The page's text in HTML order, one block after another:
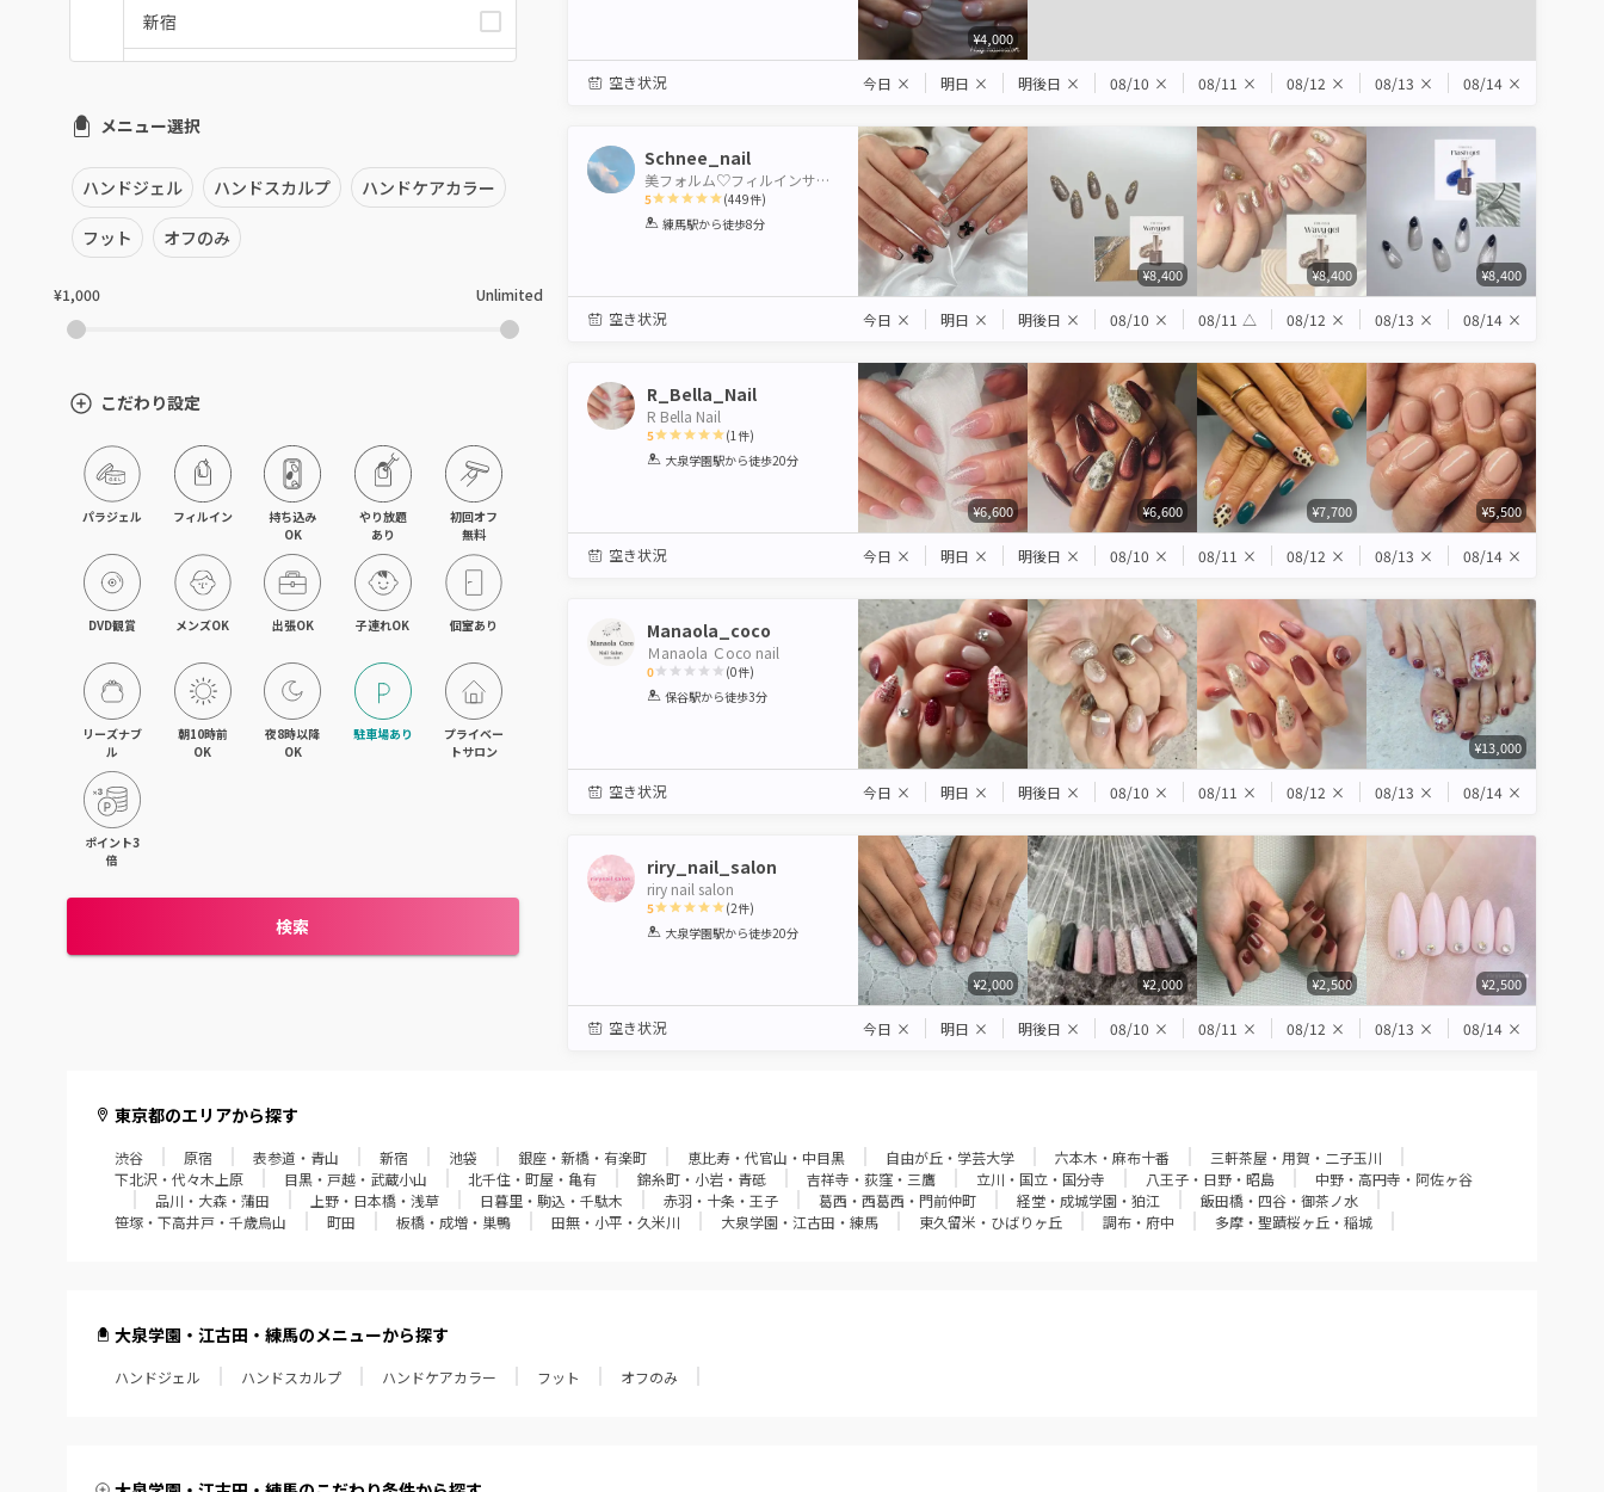
新宿
銀座・新橋・有楽町
恵比寿・代官山・中目黒
自由が丘・学芸大学
下北沢・代々木上原
目黒・戸越・武蔵小山
北千住・町屋・亀有
錦糸町・小岩・青砥
吉祥寺・荻窪・三鷹
立川・国立・国分寺
八王子・日野・昭島
日暮里・駒込・千駄木
飯田橋・四谷・御茶ノ水
笹塚・下高井戸・千歳烏山
田無・小平・久米川
メニュー選択
ハンドジェル ハンドスカルプ ハンドケアカラー
フット オフのみ
¥1,000 Unlimited
こだわり設定
パラジェル フィルイン
持ち込み
OK
やり放題
あり
初回オフ
無料
DVD観賞 メンズOK 出張OK 子連れOK 個室あり
リーズナブ
ル
朝10時前
OK
夜8時以降
OK
駐車場あり
プライベー
トサロン
ポイント3
倍
検索
¥4,000
空き状況 今日 × 明日 × 明後日 × 08/10 × 08/11 × 08/12 × 08/13 × 08/14 ×
Schnee_nail
美フォルム♡フィルインサロン♡
5
1 2 3 4 5
(449件)
練馬駅から徒歩8分
¥8,400 ¥8,400 ¥8,400
空き状況 今日 × 明日 × 明後日 × 08/10 × 08/11 △ 08/12 × 08/13 × 08/14 ×
R_Bella_Nail
R Bella Nail
5
1 2 3 4 5
(1 件)
大泉学園駅から徒歩20分
¥6,600 ¥6,600 ¥7,700 ¥5,500
空き状況 今日 × 明日 × 明後日 × 08/10 × 08/11 × 08/12 × 08/13 × 08/14 ×
Manaola_coco
Ｍanaola Ｃoco nail
0
1 2 3 4 5
(0件)
保谷駅から徒歩3分
¥13,000
空き状況 今日 × 明日 × 明後日 × 08/10 × 08/11 × 08/12 × 08/13 × 08/14 ×
riry_nail_salon
riry nail salon
5
1 2 3 4 5
(2件)
大泉学園駅から徒歩20分
¥2,000 ¥2,000 ¥2,500 ¥2,500
空き状況 今日 × 明日 × 明後日 × 08/10 × 08/11 × 08/12 × 08/13 × 08/14 ×
東京都のエリアから探す
渋谷 原宿 表参道・青山 新宿 池袋 銀座・新橋・有楽町 恵比寿・代官山・中目黒 自由が丘・学芸大学 六本木・麻布十番
三軒茶屋・用賀・二子玉川
下北沢・代々木上原
目黒・戸越・武蔵小山 北千住・町屋・亀有 錦糸町・小岩・青砥 吉祥寺・荻窪・三鷹 立川・国立・国分寺 八王子・日野・昭島
中野・高円寺・阿佐ヶ谷
品川・大森・蒲田
上野・日本橋・浅草 日暮里・駒込・千駄木 赤羽・十条・王子 葛西・西葛西・門前仲町 経堂・成城学園・狛江
飯田橋・四谷・御茶ノ水
笹塚・下高井戸・千歳烏山
町田 板橋・成増・巣鴨 田無・小平・久米川 大泉学園・江古田・練馬 東久留米・ひばりヶ丘 調布・府中 多摩・聖蹟桜ヶ丘・稲城
大泉学園・江古田・練馬のメニューから探す
ハンドジェル ハンドスカルプ ハンドケアカラー フット オフのみ